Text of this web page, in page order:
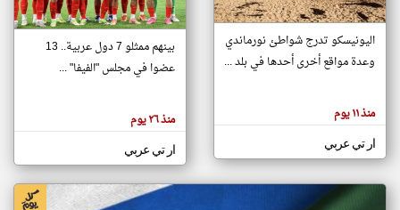
تغيير الدولة
اخبار جزر القمر على مدار الساعة
أهم اخبار جزر القمر العاجلة والمباشرة
هنا عن
وجهة
كاتبيها.
اليونيسكو تدرج شواطئ نورماندي
وعدة مواقع أخرى أحدها في بلد ...
منذ ١١ يوم
ار تي عربي
بينهم ممثلو 7 دول عربية.. 13
عضوا في مجلس "الفيفا" ...
منذ ٢٦ يوم
ار تي عربي
klyoum.com